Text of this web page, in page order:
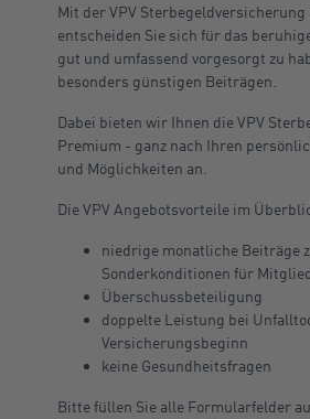
Mit der VPV
entscheiden Sie sich für das
gut und umfassend vorgesorgt zu
besonders günstigen Beiträgen.
Dabei bieten wir Ihnen die VPV
Premium - ganz nach Ihren
und Möglichkeiten an.
Die VPV Angebotsvorteile im
niedrige monatliche Beiträge
Sonderkonditionen für
Überschussbeteiligung
doppelte Leistung bei
Versicherungsbeginn
keine Gesundheitsfragen
Bitte füllen Sie alle Formularfelder